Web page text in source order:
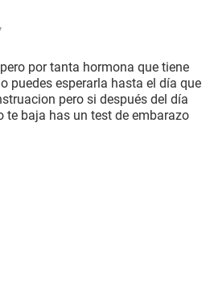
por tanta hormona que tiene
puedes esperarla hasta el día que
pero si después del día
te baja has un test de embarazo